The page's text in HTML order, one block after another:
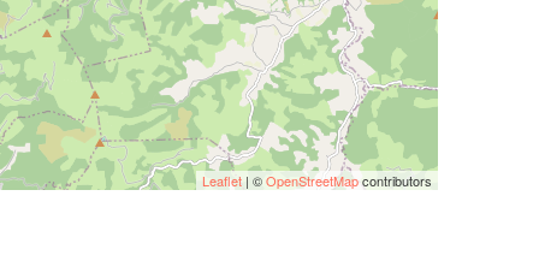
Leaflet | ©OpenStreetMapcontributors